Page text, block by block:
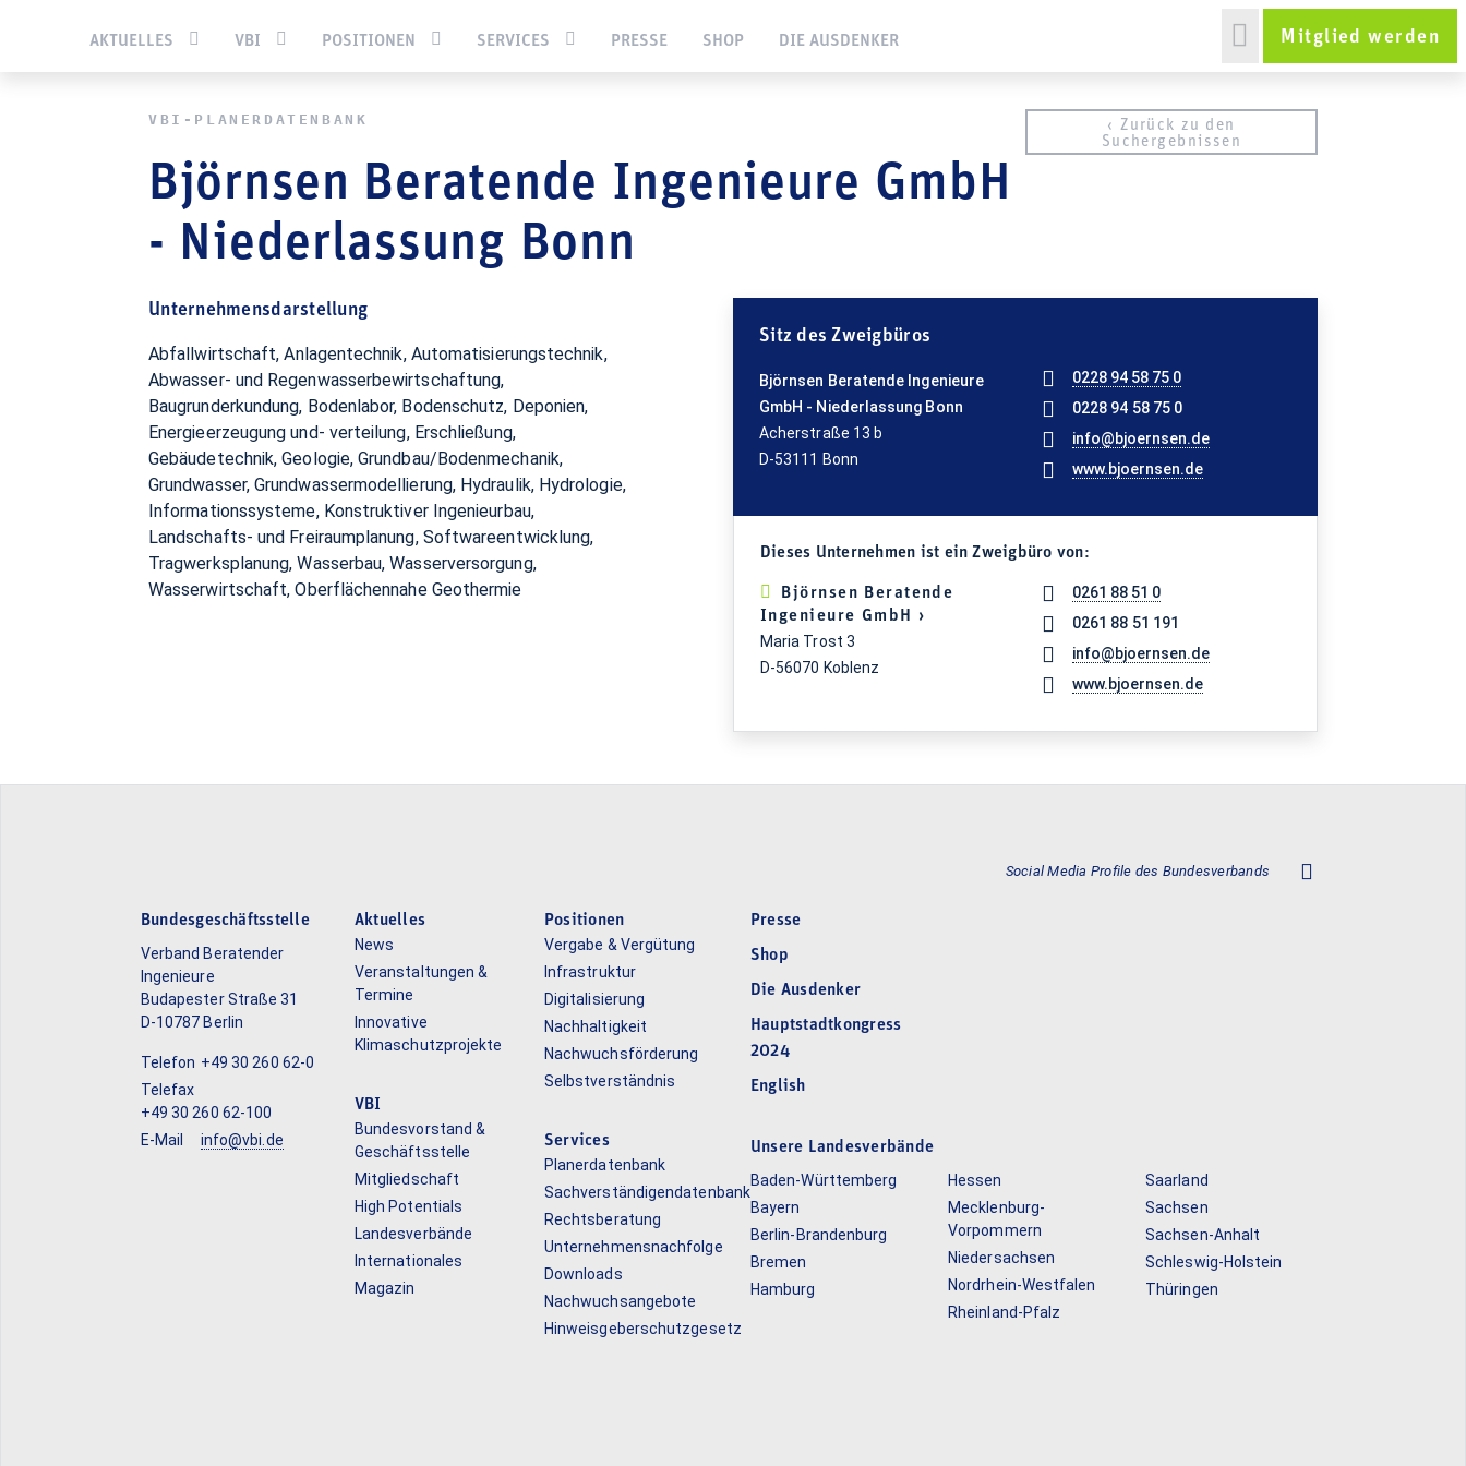
AKTUELLES VBI POSITIONEN SERVICES PRESSE SHOP DIE AUSDENKER Mitglied werden
Startseite Services Pla­ner­daten­bank Björnsen Beratende Ingenieure GmbH - Niederlassung Bonn
VBI-PLA­NER­DATEN­BANK
Björnsen Beratende Ingenieure GmbH
- Niederlassung Bonn
‹ Zurück zu den
Suchergebnissen
Unternehmensdarstellung
Abfallwirtschaft, Anlagentechnik, Automatisierungstechnik,
Abwasser- und Regenwasserbewirtschaftung,
Baugrunderkundung, Bodenlabor, Bodenschutz, Deponien,
Energieerzeugung und- verteilung, Erschließung,
Gebäudetechnik, Geologie, Grundbau/Bodenmechanik,
Grundwasser, Grundwassermodellierung, Hydraulik, Hydrologie,
Informationssysteme, Konstruktiver Ingenieurbau,
Landschafts- und Freiraumplanung, Softwareentwicklung,
Tragwerksplanung, Wasserbau, Wasserversorgung,
Wasserwirtschaft, Oberflächennahe Geothermie
Sitz des Zweigbüros
Björnsen Beratende Ingenieure
GmbH - Niederlassung Bonn
Acherstraße 13 b
D-53111 Bonn
0228 94 58 75 0
0228 94 58 75 0
info@bjoernsen.de
www.bjoernsen.de
Dieses Unternehmen ist ein Zweigbüro von:
Björnsen Beratende
Ingenieure GmbH ›
Maria Trost 3
D-56070 Koblenz
0261 88 51 0
0261 88 51 191
info@bjoernsen.de
www.bjoernsen.de
Social Media Profile des Bundesverbands
Bundesgeschäftsstelle
Verband Beratender
Ingenieure
Budapester Straße 31
D-10787 Berlin
Telefon +49 30 260 62-0
Telefax
+49 30 260 62-100
E-Mail
info@vbi.de
Aktuelles
News
Veranstaltungen &
Termine
Innovative
Klimaschutzprojekte
VBI
Bundesvorstand &
Geschäftsstelle
Mitgliedschaft
High Potentials
Landesverbände
Internationales
Magazin
Positionen
Vergabe & Vergütung
Infrastruktur
Digitalisierung
Nachhaltigkeit
Nachwuchsförderung
Selbstverständnis
Services
Planerdatenbank
Sachverständigendatenbank
Rechtsberatung
Unternehmensnachfolge
Downloads
Nachwuchsangebote
Hinweisgeberschutzgesetz
Presse
Shop
Die Ausdenker
Hauptstadtkongress
2024
English
Unsere Landesverbände
Baden-Württemberg
Bayern
Berlin-Brandenburg
Bremen
Hamburg
Hessen
Mecklenburg-
Vorpommern
Niedersachsen
Nordrhein-Westfalen
Rheinland-Pfalz
Saarland
Sachsen
Sachsen-Anhalt
Schleswig-Holstein
Thüringen